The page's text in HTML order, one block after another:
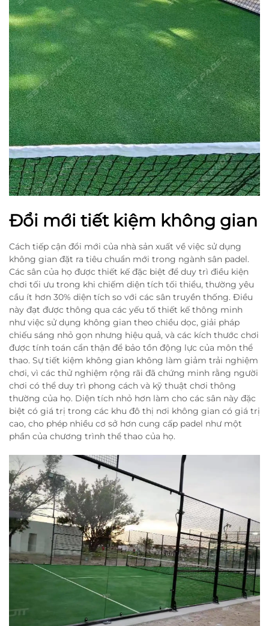
Đổi mới tiết kiệm không gian
Cách tiếp cận đổi mới của nhà sản xuất về việc sử dụng
không gian đặt ra tiêu chuẩn mới trong ngành sân padel.
Các sân của họ được thiết kế đặc biệt để duy trì điều kiện
chơi tối ưu trong khi chiếm diện tích tối thiểu, thường yêu
cầu ít hơn 30% diện tích so với các sân truyền thống. Điều
này đạt được thông qua các yếu tố thiết kế thông minh
như việc sử dụng không gian theo chiều dọc, giải pháp
chiếu sáng nhỏ gọn nhưng hiệu quả, và các kích thước chơi
được tính toán cẩn thận để bảo tồn động lực của môn thể
thao. Sự tiết kiệm không gian không làm giảm trải nghiệm
chơi, vì các thử nghiệm rộng rãi đã chứng minh rằng người
chơi có thể duy trì phong cách và kỹ thuật chơi thông
thường của họ. Diện tích nhỏ hơn làm cho các sân này đặc
biệt có giá trị trong các khu đô thị nơi không gian có giá trị
cao, cho phép nhiều cơ sở hơn cung cấp padel như một
phần của chương trình thể thao của họ.